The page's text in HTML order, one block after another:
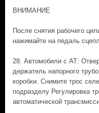
ВНИМАНИЕ
После снятия рабочего
нажимайте на педаль
28. Автомобили с АТ:
держатель напорного
коробки. Снимите трос
подразделу Регулировка
автоматической